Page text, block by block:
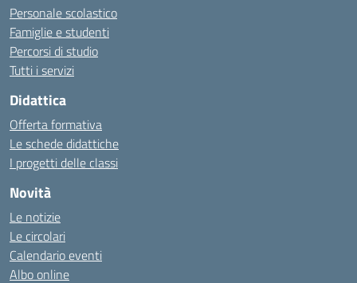
Personale scolastico
Famiglie e studenti
Percorsi di studio
Tutti i servizi
Didattica
Offerta formativa
Le schede didattiche
I progetti delle classi
Novità
Le notizie
Le circolari
Calendario eventi
Albo online